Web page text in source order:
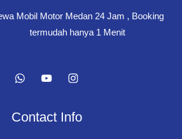
Mobil Motor Medan 24 Jam , Booking
termudah hanya 1 Menit
Contact Info